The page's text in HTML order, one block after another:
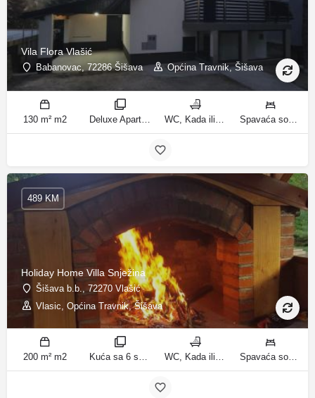
Vila Flora Vlašić
Babanovac, 72286 Šišava Općina Travnik, Šišava
130 m² m2
Holiday Home Villa Snježina
Šišava b.b., 72270 Vlašić
Vlasic, Općina Travnik, Šišava
489 KM
200 m² m2